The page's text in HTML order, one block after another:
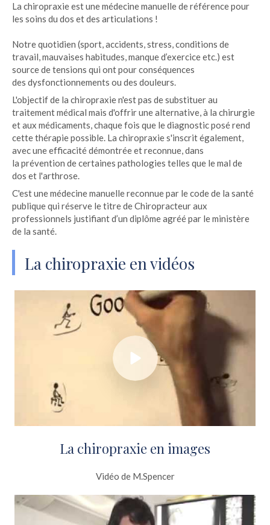
La chiropraxie est une médecine manuelle de référence pour
les soins du dos et des articulations !
Notre quotidien (sport, accidents, stress, conditions de
travail, mauvaises habitudes, manque d’exercice etc.) est
source de tensions qui ont pour conséquences
des dysfonctionnements ou des douleurs.
L'objectif de la chiropraxie n'est pas de substituer au
traitement médical mais d'offrir une alternative, à la chirurgie
et aux médicaments, chaque fois que le diagnostic posé rend
cette thérapie possible. La chiropraxie s'inscrit également,
avec une efficacité démontrée et reconnue, dans
la prévention de certaines pathologies telles que le mal de
dos et l'arthrose.
C'est une médecine manuelle reconnue par le code de la santé
publique qui réserve le titre de Chiropracteur aux
professionnels justifiant d’un diplôme agréé par le ministère
de la santé.
La chiropraxie en vidéos
La chiropraxie en images
Vidéo de M.Spencer